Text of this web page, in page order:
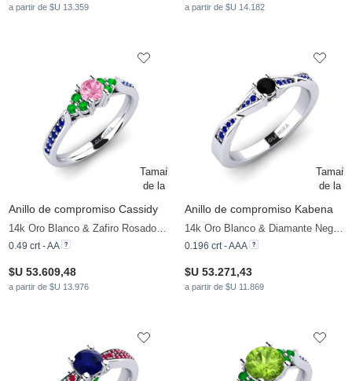
a partir de $U 13.359 a partir de $U 14.182
Anillo de compromiso Cassidy
14k Oro Blanco & Zafiro Rosado & Esmeralda & Zafiro
0.49 crt - AA
$U 53.609,48
a partir de $U 13.976
Anillo de compromiso Kabena
14k Oro Blanco & Diamante Negro & Zafiro
0.196 crt - AAA
$U 53.271,43
a partir de $U 11.869